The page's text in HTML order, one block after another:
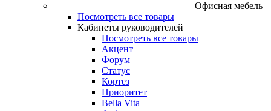
Офисная мебель
Посмотреть все товары
Кабинеты руководителей
Посмотреть все товары
Акцент
Форум
Статус
Кортез
Приоритет
Bella Vita